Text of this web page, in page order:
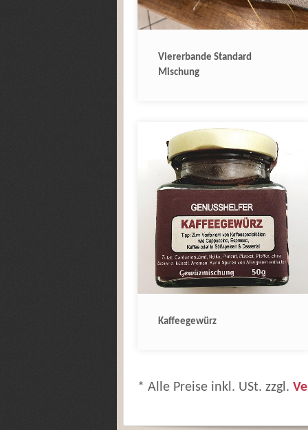
Viererbande Standard
Mischung
Kaffeegewürz
* Alle Preise inkl. USt. zzgl.